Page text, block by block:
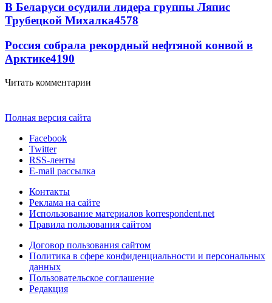
В Беларуси осудили лидера группы Ляпис
Трубецкой Михалка4578
Россия собрала рекордный нефтяной конвой в
Арктике4190
Читать комментарии
Полная версия сайта
Facebook
Twitter
RSS-ленты
E-mail рассылка
Контакты
Реклама на сайте
Использование материалов korrespondent.net
Правила пользования сайтом
Договор пользования сайтом
Политика в сфере конфиденциальности и персональных
данных
Пользовательское соглашение
Редакция